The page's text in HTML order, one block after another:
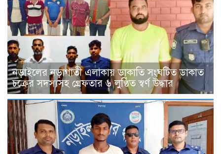
নড়াইলের নড়াগাতী এলাকায় ডাকাতি সংঘটিত ডাকাত
চক্রের সদস্যসহ গ্রেফতার ৬ লুণ্ঠিত স্বর্ণ উদ্ধার